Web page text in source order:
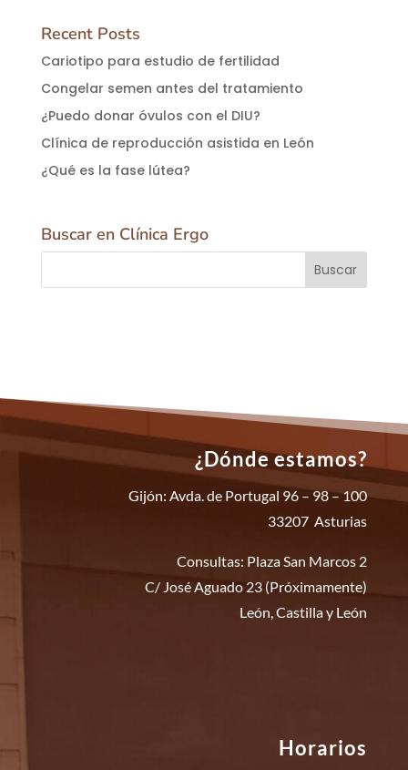
Recent Posts
Cariotipo para estudio de fertilidad
Congelar semen antes del tratamiento
¿Puedo donar óvulos con el DIU?
Clínica de reproducción asistida en León
¿Qué es la fase lútea?
Buscar en Clínica Ergo
¿Dónde estamos?
Gijón: Avda. de Portugal 96 – 98 – 100
33207 Asturias
Consultas: Plaza San Marcos 2
C/ José Aguado 23 (Próximamente)
León, Castilla y León
Horarios